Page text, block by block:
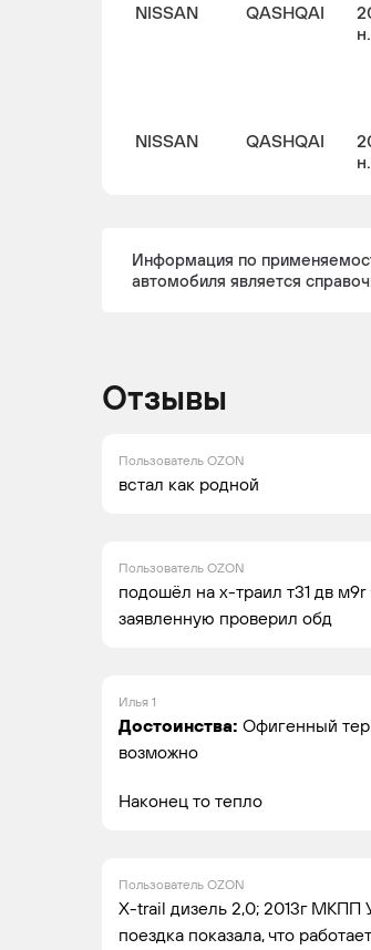
NISSAN QASHQAI
NISSAN QASHQAI
Информация по
автомобиля является
Отзывы
Пользователь OZON
встал как родной
Пользователь OZON
подошёл на х-траил т31 дв
заявленную проверил обд
Илья 1
Достоинства: Офигенный
возможно
Наконец то тепло
Пользователь OZON
X-trail дизель 2,0; 2013г МКПП
поездка показала, что